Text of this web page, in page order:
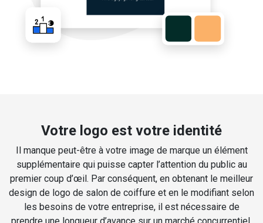
Votre logo est votre identité
Il manque peut-être à votre image de marque un élément
supplémentaire qui puisse capter l’attention du public au
premier coup d’œil. Par conséquent, en obtenant le meilleur
design de logo de salon de coiffure et en le modifiant selon
les besoins de votre entreprise, il est nécessaire de